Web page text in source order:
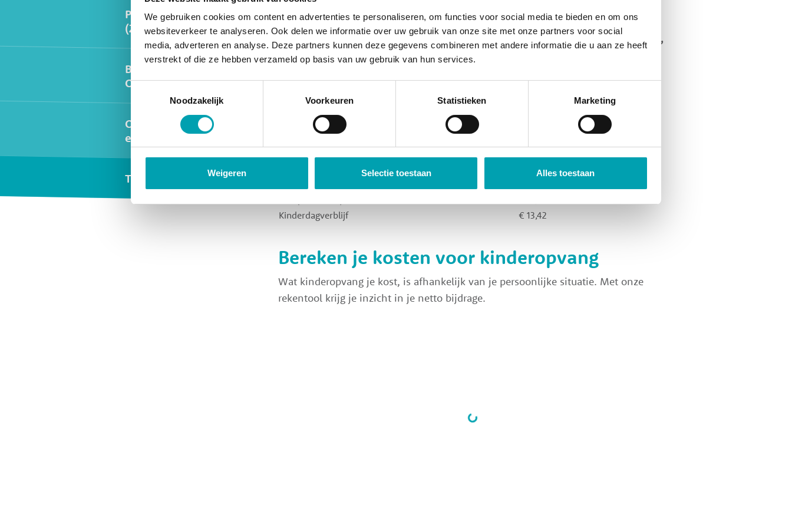
We gebruiken cookies om content en advertenties te personaliseren, om functies voor social media te bieden en om ons
websiteverkeer te analyseren. Ook delen we informatie over uw gebruik van onze site met onze partners voor social
media, adverteren en analyse. Deze partners kunnen deze gegevens combineren met andere informatie die u aan ze heeft
verstrekt of die ze hebben verzameld op basis van uw gebruik van hun services.
Toestemmingsselectie
Noodzakelijk
Voorkeuren Statistieken Marketing
Weigeren Selectie toestaan Alles toestaan
Bij UniKidz krijg je een totaalpakket met opvang gedurende school- en
vakantiedagen. Daarbij zijn er geen bijkomende kosten voor onze activiteiten,
waar je normaal als ouder voor zou betalen náást de opvangkosten. Het
De tarieven bij UniKidz voor 2026:
Uurtarief
Kinderdagverblijf
€ 13,42
Bereken je kosten voor kinderopvang
Wat kinderopvang je kost, is afhankelijk van je persoonlijke situatie. Met onze
rekentool krijg je inzicht in je netto bijdrage.
Peuteropvang/VVE
(2-4 jaar)
Buitenschoolse
Opvang
Oudercommissie
en Inspectie
Tarieven
Widgets